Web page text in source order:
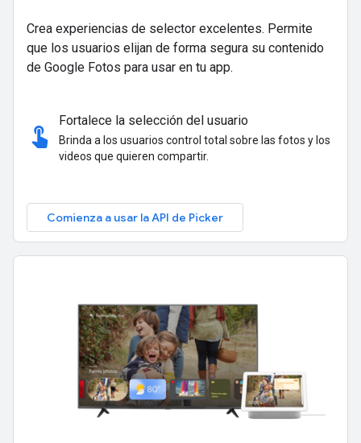
Crea experiencias de selector excelentes. Permite
que los usuarios elijan de forma segura su contenido
de Google Fotos para usar en tu app.
touch_app
Fortalece la selección del usuario
Brinda a los usuarios control total sobre las fotos y los
videos que quieren compartir.
Comienza a usar la API de Picker